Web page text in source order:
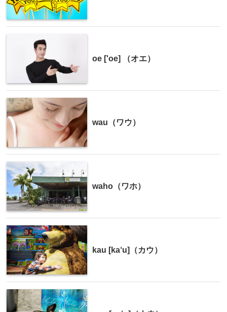
oe ['oe] （オエ）
wau（ワウ）
waho（ワホ）
kau [ka‘u]（カウ）